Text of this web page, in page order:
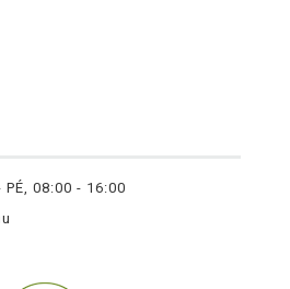
PÉ, 08:00 - 16:00